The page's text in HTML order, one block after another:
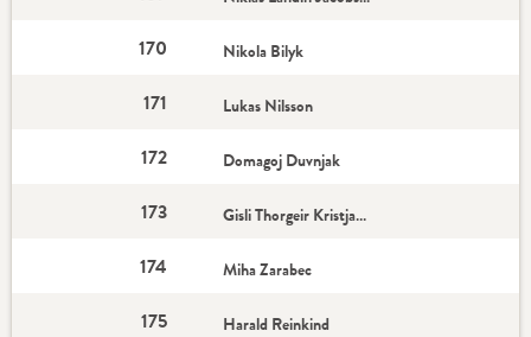
170 Nikola Bilyk
171 Lukas Nilsson
172 Domagoj Duvnjak
173 Gisli Thorgeir Kristjansson
174 Miha Zarabec
175 Harald Reinkind